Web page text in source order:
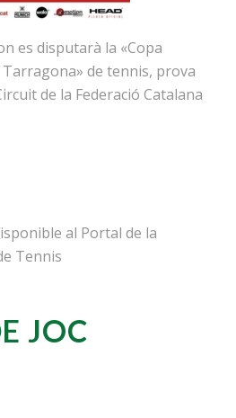
es disputarà la «Copa
de tennis, prova
de la Federació Catalana
al Portal de la
Tennis
JOC